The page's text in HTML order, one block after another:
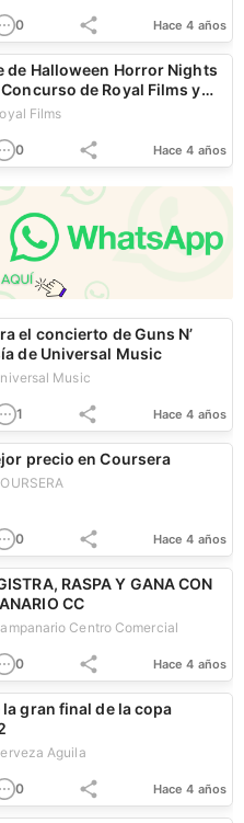
0 Hace 4 años
de Halloween Horror Nights
de Royal Films y
Films
0 Hace 4 años
el concierto de Guns N’
de Universal Music
Music
1 Hace 4 años
precio en Coursera
0 Hace 4 años
RASPA Y GANA CON
CC
Centro Comercial
0 Hace 4 años
gran final de la copa
Aguila
0 Hace 4 años